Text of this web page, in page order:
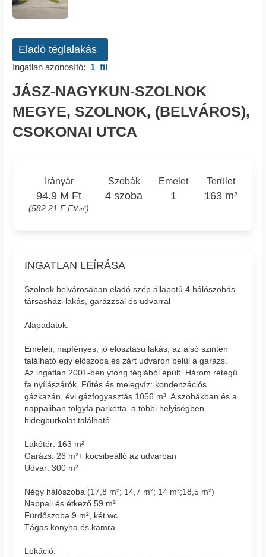
Eladó téglalakás
Ingatlan azonosító: 1_fil
JÁSZ-NAGYKUN-SZOLNOK
MEGYE, SZOLNOK, (BELVÁROS),
CSOKONAI UTCA
Irányár
94.9 M Ft
(582.21 E Ft/㎡)
Szobák
4 szoba
Emelet
1
Terület
163 m²
INGATLAN LEÍRÁSA
Szolnok belvárosában eladó szép állapotú 4 hálószobás
társasházi lakás, garázzsal és udvarral
Alapadatok:
Emeleti, napfényes, jó elosztású lakás, az alsó szinten
található egy előszoba és zárt udvaron belül a garázs.
Az ingatlan 2001-ben ytong téglából épült. Három rétegű
fa nyílászárók. Fűtés és melegvíz: kondenzációs
gázkazán, évi gázfogyasztás 1056 m³. A szobákban és a
nappaliban tölgyfa parketta, a többi helyiségben
hidegburkolat található.
Lakótér: 163 m²
Garázs: 26 m²+ kocsibeálló az udvarban
Udvar: 300 m²
Négy hálószoba (17,8 m²; 14,7 m²; 14 m²;18,5 m²)
Nappali és étkező 59 m²
Fürdőszoba 9 m², két wc
Tágas konyha és kamra
Lokáció: